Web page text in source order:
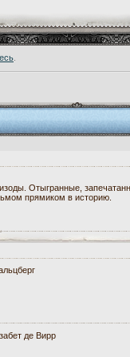
Отыгранные,
прямиком в историю.
де Вирр